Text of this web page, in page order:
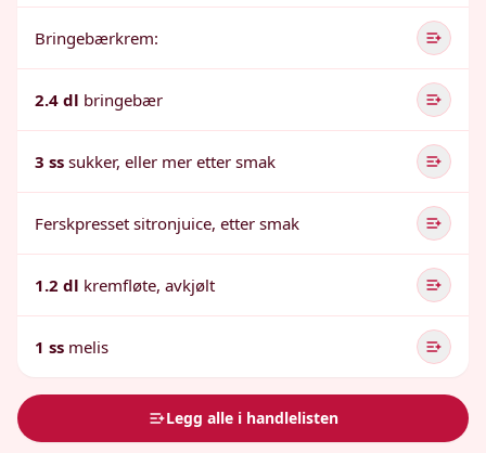
Bringebærkrem:
2.4 dl bringebær
3 ss sukker, eller mer etter smak
Ferskpresset sitronjuice, etter smak
1.2 dl kremfløte, avkjølt
1 ss melis
Legg alle i handlelisten